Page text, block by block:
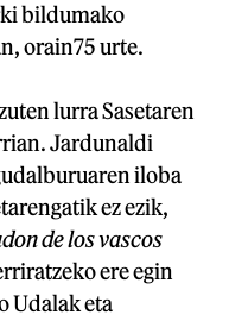
bildumako
orain75 urte.
lurra Sasetaren
Jardunaldi
iloba
ez ezik,
de los vascos
ere egin
Udalak eta